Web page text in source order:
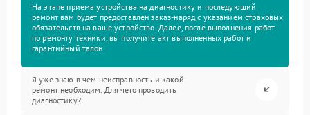
На этапе приема устройства на диагностику и последующий
ремонт вам будет предоставлен заказ-наряд с указанием страховых
обязательств на ваше устройство. Далее, после выполнения работ
по ремонту техники, вы получите акт выполненных работ и
гарантийный талон.
Я уже знаю в чем неисправность и какой
ремонт необходим. Для чего проводить
диагностику?